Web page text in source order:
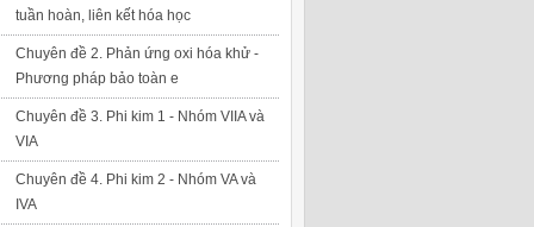
tuần hoàn, liên kết hóa học
Chuyên đề 2. Phản ứng oxi hóa khử -
Phương pháp bảo toàn e
Chuyên đề 3. Phi kim 1 - Nhóm VIIA và
VIA
Chuyên đề 4. Phi kim 2 - Nhóm VA và
IVA